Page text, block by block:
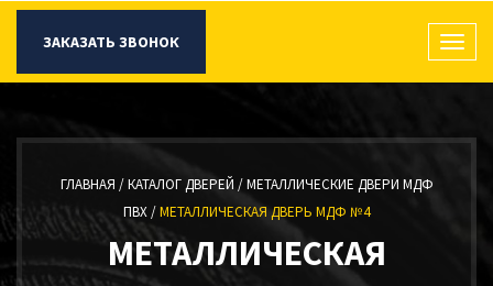
ЗАКАЗАТЬ ЗВОНОК
ГЛАВНАЯ /КАТАЛОГ ДВЕРЕЙ /МЕТАЛЛИЧЕСКИЕ ДВЕРИ МДФ
ПВХ /МЕТАЛЛИЧЕСКАЯ ДВЕРЬ МДФ №4
МЕТАЛЛИЧЕСКАЯ